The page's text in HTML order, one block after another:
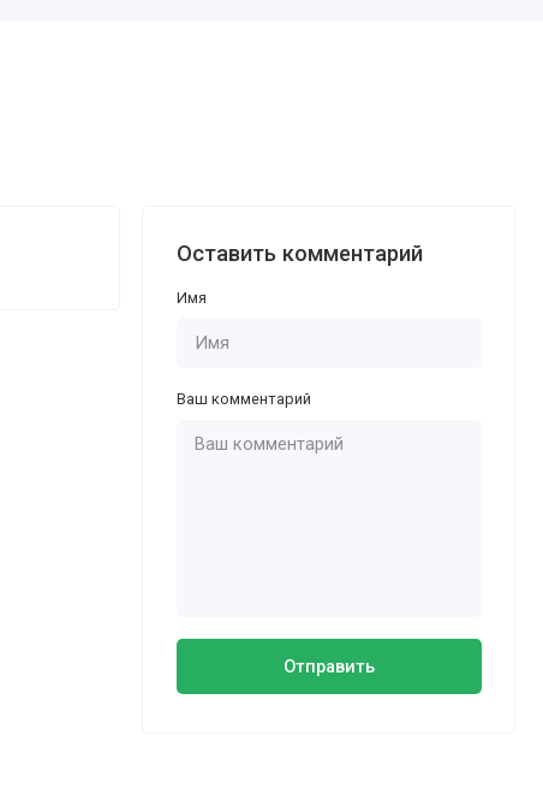
Оставить комментарий
Имя
Ваш комментарий
Отправить